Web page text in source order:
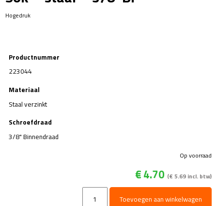
Hogedruk
Productnummer
223044
Materiaal
Staal verzinkt
Schroefdraad
3/8" Binnendraad
€4.70 (€ 5.69incl. btw)
Op voorraad
Toevoegen aan winkelwagen